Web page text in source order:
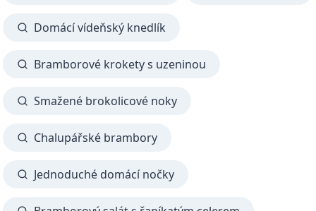
Domácí vídeňský knedlík
Bramborové krokety s uzeninou
Smažené brokolicové noky
Chalupářské brambory
Jednoduché domácí nočky